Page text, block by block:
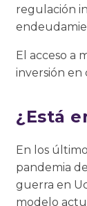
regulación
El acceso a
inversión en
¿Está
En los
pandemia
guerra en
modelo